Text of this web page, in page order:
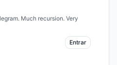
Much recursion. Very
Entrar